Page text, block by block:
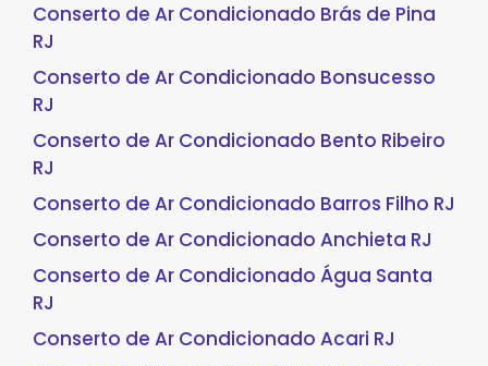
Conserto de Ar Condicionado Brás de Pina
RJ
Conserto de Ar Condicionado Bonsucesso
RJ
Conserto de Ar Condicionado Bento Ribeiro
RJ
Conserto de Ar Condicionado Barros Filho RJ
Conserto de Ar Condicionado Anchieta RJ
Conserto de Ar Condicionado Água Santa
RJ
Conserto de Ar Condicionado Acari RJ